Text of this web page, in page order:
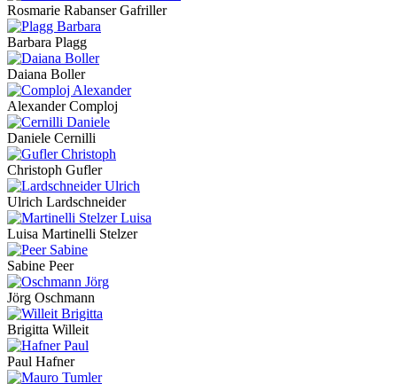
Rosmarie Rabanser Gafriller
Barbara Plagg
Daiana Boller
Alexander Comploj
Daniele Cernilli
Christoph Gufler
Ulrich Lardschneider
Luisa Martinelli Stelzer
Sabine Peer
Jörg Oschmann
Brigitta Willeit
Paul Hafner